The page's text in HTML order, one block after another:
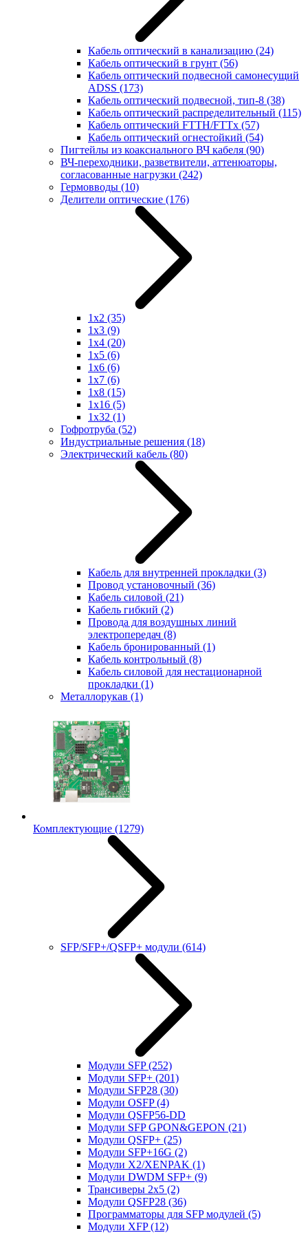
Кабель оптический в канализацию (24)
Кабель оптический в грунт (56)
Кабель оптический подвесной самонесущий
ADSS (173)
Кабель оптический подвесной, тип-8 (38)
Кабель оптический распределительный (115)
Кабель оптический FTTH/FTTx (57)
Кабель оптический огнестойкий (54)
Пигтейлы из коаксиального ВЧ кабеля (90)
ВЧ-переходники, разветвители, аттенюаторы,
согласованные нагрузки (242)
Гермовводы (10)
Делители оптические (176)
1x2 (35)
1x3 (9)
1x4 (20)
1x5 (6)
1x6 (6)
1x7 (6)
1x8 (15)
1x16 (5)
1x32 (1)
Гофротруба (52)
Индустриальные решения (18)
Электрический кабель (80)
Кабель для внутренней прокладки (3)
Провод установочный (36)
Кабель силовой (21)
Кабель гибкий (2)
Провода для воздушных линий
электропередач (8)
Кабель бронированный (1)
Кабель контрольный (8)
Кабель силовой для нестационарной
прокладки (1)
Металлорукав (1)
Комплектующие (1279)
SFP/SFP+/QSFP+ модули (614)
Модули SFP(252)
Модули SFP+ (201)
Модули SFP28 (30)
Модули OSFP(4)
Модули QSFP56-DD
Модули SFP GPON&GEPON (21)
Модули QSFP+ (25)
Модули SFP+16G (2)
Модули X2/XENPAK (1)
Модули DWDM SFP+ (9)
Трансиверы 2x5 (2)
Модули QSFP28 (36)
Программаторы для SFP модулей (5)
Модули XFP(12)